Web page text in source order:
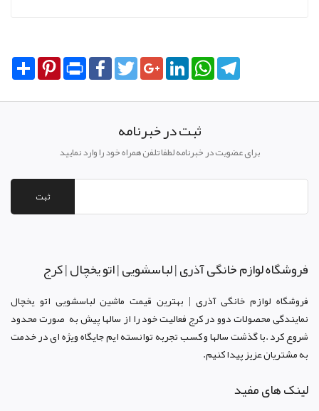
Share PinterestPrint FacebookTwitterGoogle+LinkedInWhatsApp
ثبت در خبرنامه
برای عضویت در خبرنامه لطفا تلفن همراه خود را وارد نمایید
ثبت
فروشگاه لوازم خانگی آذری | لباسشویی | اتو یخچال | کرج
فروشگاه لوازم خانگی آذری | بهترین قیمت ماشین لباسشویی اتو یخچال
نمایندگی محصولات دوو در کرجفعالیت خود را از سالها پیش به صورت محدود
شروع کرد .با گذشت سالها و کسب تجربه توانسته ایم جایگاه ویژه ای در خدمت
به مشتریان عزیز پیدا کنیم.
لینک های مفید